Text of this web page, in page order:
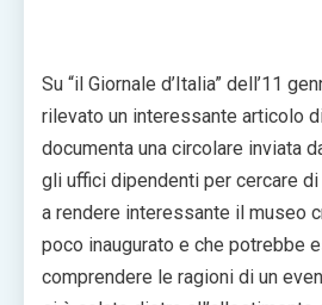
Su “il Giornale d’Italia” dell’11
rilevato un interessante articolo
documenta una circolare inviata
gli uffici dipendenti per cercare
a rendere interessante il museo
poco inaugurato e che potrebbe
comprendere le ragioni di un